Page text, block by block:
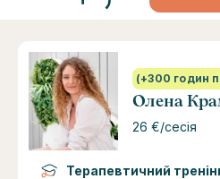
(+300 годин
Олена
26 €/сесія
Терапевтичний